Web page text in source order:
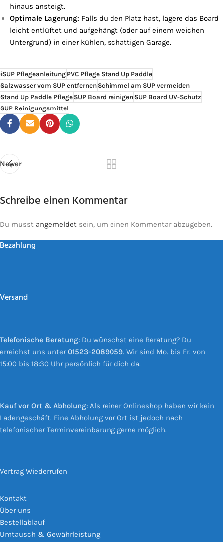
hinaus ansteigt.
Optimale Lagerung: Falls du den Platz hast, lagere das Board
leicht entlüftet und aufgehängt (oder auf einem weichen
Untergrund) in einer kühlen, schattigen Garage.
iSUP PflegeanleitungPVC Pflege Stand Up Paddle
Salzwasser vom SUP entfernenSchimmel am SUP vermeiden
Stand Up Paddle PflegeSUP Board reinigenSUP Board UV-Schutz
SUP Reinigungsmittel
Newer
Schreibe einen Kommentar
Du musst angemeldet sein, um einen Kommentar abzugeben.
Bezahlung
Versand
Telefonische Beratung: Du wünschst eine Beratung? Du
erreichst uns unter01523-2089059. Wir sind Mo. bis Fr. von
15:00 bis 18:30 Uhr persönlich für dich da.
Kauf vor Ort & Abholung: Als reiner Onlineshop haben wir kein
Ladengeschäft. Eine Abholung vor Ort ist jedoch nach
telefonischer Terminvereinbarung gerne möglich.
Vertrag Wiederrufen
Kontakt
Über uns
Bestellablauf
Umtausch & Gewährleistung